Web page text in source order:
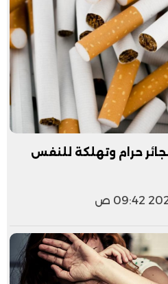
حرام وتهلكة للنفس